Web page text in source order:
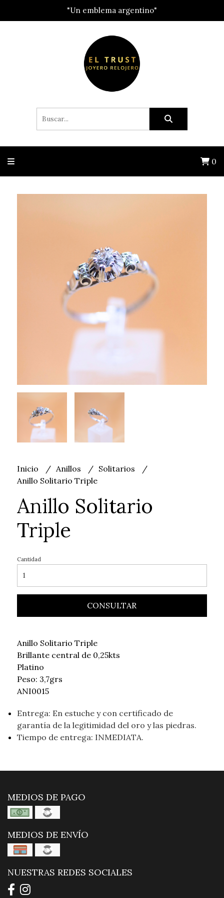
"Un emblema argentino"
0
Inicio Anillos
Solitarios
Anillo Solitario Triple
Anillo Solitario
Triple
Cantidad
CONSULTAR
Anillo Solitario Triple
Brillante central de 0,25kts
Platino
Peso: 3,7grs
ANI0015
Entrega: En estuche y con certificado de
garantía de la legitimidad del oro y las piedras.
Tiempo de entrega: INMEDIATA.
MEDIOS DE PAGO
MEDIOS DE ENVÍO
NUESTRAS REDES SOCIALES